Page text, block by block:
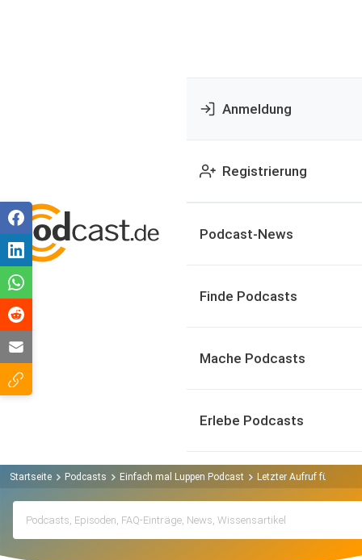
Anmeldung
Registrierung
Podcast-News
Finde Podcasts
Mache Podcasts
Erlebe Podcasts
Startseite Podcasts Einfach mal Luppen Podcast Letzter Aufruf für